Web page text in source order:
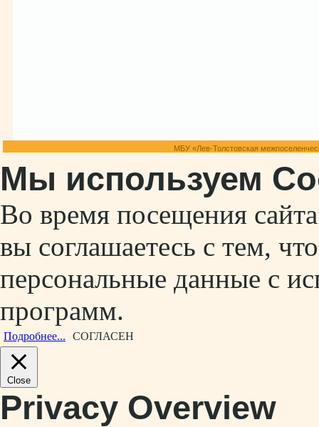
МБУ «Лев-Толстовская
Мы используем
Во время посещения
вы соглашаетесь с тем,
персональные данные с
программ.
Подробнее... СОГЛАСЕН
Close
Privacy Overview